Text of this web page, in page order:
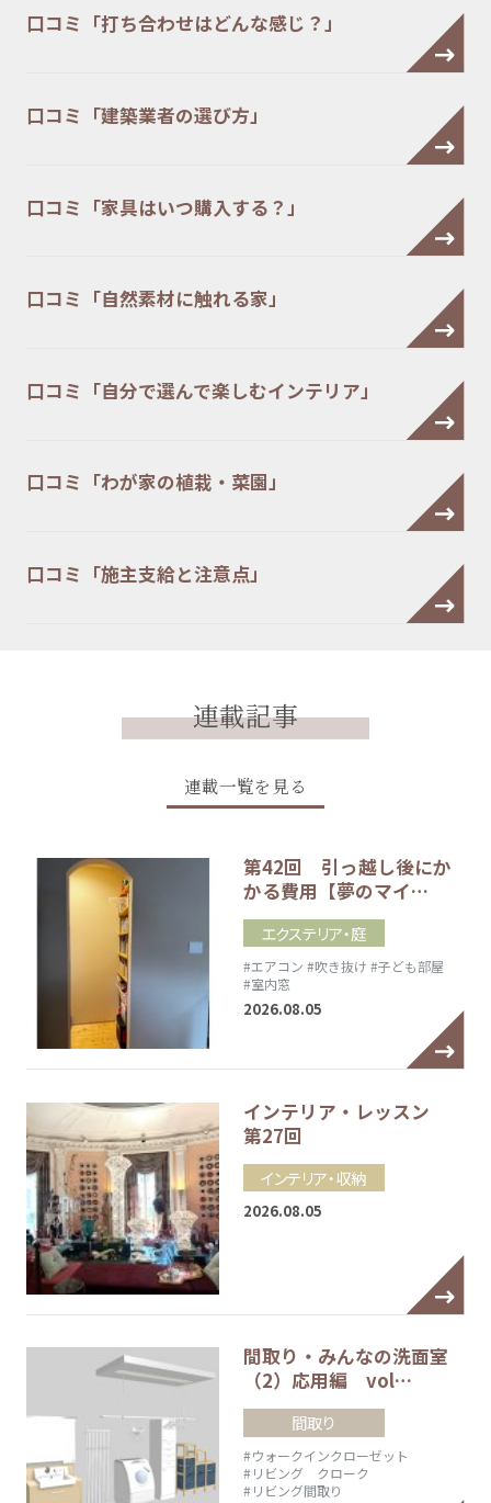
口コミ「打ち合わせはどんな感じ？」
口コミ「建築業者の選び方」
口コミ「家具はいつ購入する？」
口コミ「自然素材に触れる家」
口コミ「自分で選んで楽しむインテリア」
口コミ「わが家の植栽・菜園」
口コミ「施主支給と注意点」
連載記事
連載一覧を見る
第42回 引っ越し後にか
かる費用【夢のマイ…
エクステリア・庭
#エアコン #吹き抜け #子ども部屋
#室内窓
2026.08.05
インテリア・レッスン
第27回
インテリア・収納
2026.08.05
間取り・みんなの洗面室
（2）応用編 vol…
間取り
#ウォークインクローゼット
#リビング クローク
#リビング間取り